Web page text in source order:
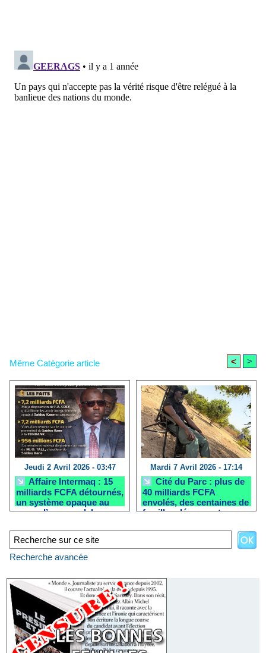
Même Catégorie article < >
Jeudi 2 Avril 2026 - 03:47
Affaire Intermaq : 15
milliards FCFA détournés,
un système opaque au
cœur d’un scandale
Mardi 7 Avril 2026 - 17:14
Cité du Parc : plus de
40 milliards FCFA
envolés, des centaines de
familles dénoncent un
impliquant CDC Habitat
Recherche avancée